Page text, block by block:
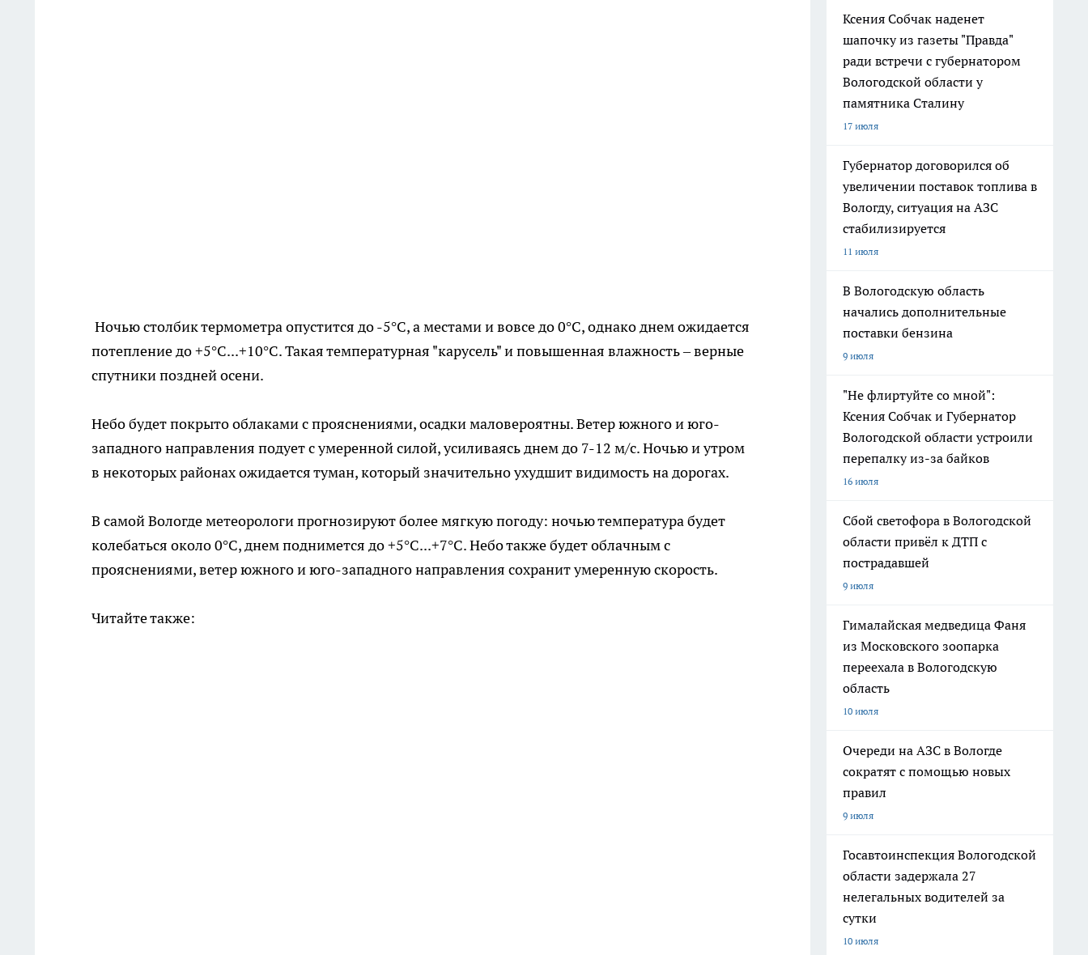
Ночью столбик термометра опустится до -5°C, а местами и вовсе до 0°C, однако днем ожидается
потепление до +5°C...+10°C. Такая температурная "карусель" и повышенная влажность – верные
спутники поздней осени.
Небо будет покрыто облаками с прояснениями, осадки маловероятны. Ветер южного и юго-
западного направления подует с умеренной силой, усиливаясь днем до 7-12 м/с. Ночью и утром
в некоторых районах ожидается туман, который значительно ухудшит видимость на дорогах.
В самой Вологде метеорологи прогнозируют более мягкую погоду: ночью температура будет
колебаться около 0°C, днем поднимется до +5°C...+7°C. Небо также будет облачным с
прояснениями, ветер южного и юго-западного направления сохранит умеренную скорость.
Читайте также:
Ксения Собчак наденет
шапочку из газеты "Правда"
ради встречи с губернатором
Вологодской области у
памятника Сталину
17 июля
Губернатор договорился об
увеличении поставок топлива в
Вологду, ситуация на АЗС
стабилизируется
11 июля
В Вологодскую область
начались дополнительные
поставки бензина
9 июля
"Не флиртуйте со мной":
Ксения Собчак и Губернатор
Вологодской области устроили
перепалку из-за байков
16 июля
Сбой светофора в Вологодской
области привёл к ДТП с
пострадавшей
9 июля
Гималайская медведица Фаня
из Московского зоопарка
переехала в Вологодскую
область
10 июля
Очереди на АЗС в Вологде
сократят с помощью новых
правил
9 июля
Госавтоинспекция Вологодской
области задержала 27
нелегальных водителей за
сутки
10 июля